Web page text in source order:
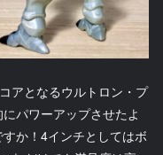
アとなるウルトロン・プ
パワーアップさせたよ
か！4インチとしてはボ